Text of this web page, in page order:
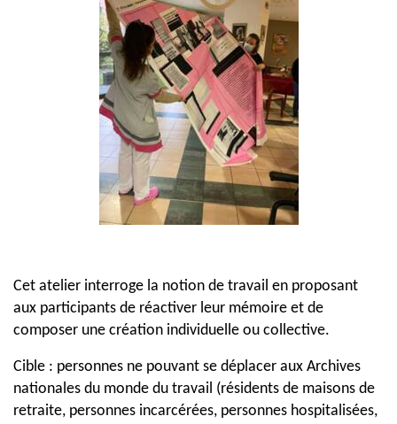
Cet atelier interroge la notion de travail en proposant
aux participants de réactiver leur mémoire et de
composer une création individuelle ou collective.
Cible : personnes ne pouvant se déplacer aux Archives
nationales du monde du travail (résidents de maisons de
retraite, personnes incarcérées, personnes hospitalisées,